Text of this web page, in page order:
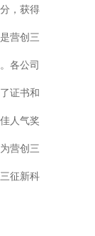
，获得
营创三
各公司
证书和
人气奖
营创三
征新科